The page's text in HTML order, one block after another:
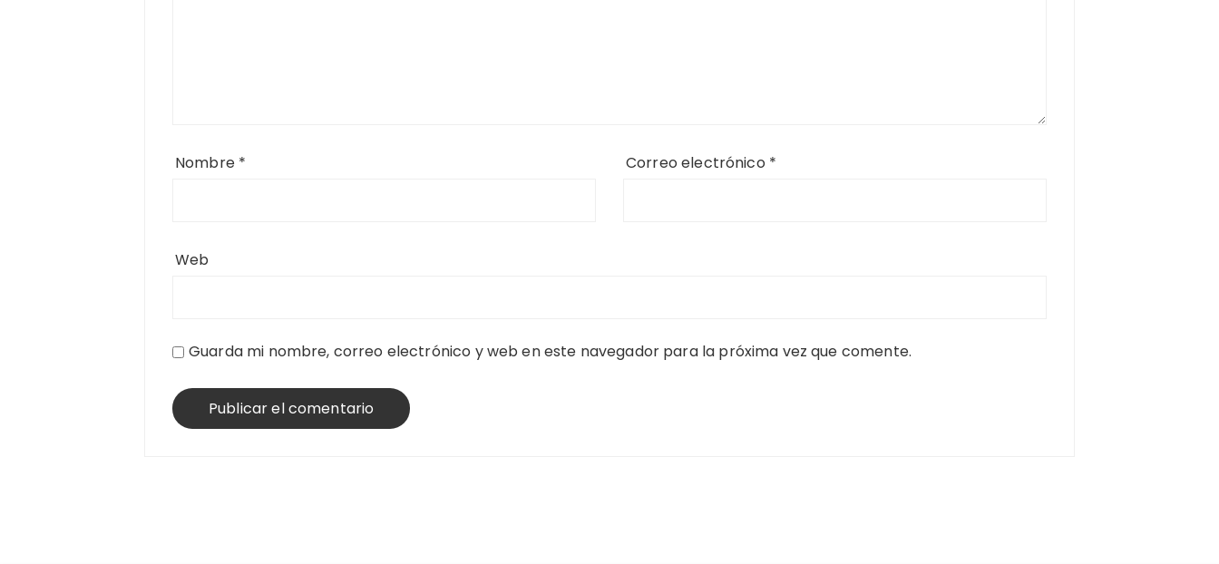
Nombre * Correo electrónico *
Web
Guarda mi nombre, correo electrónico y web en este navegador para la próxima vez que comente.